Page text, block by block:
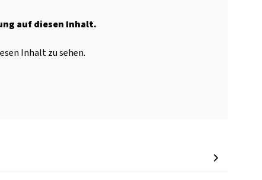
auf diesen Inhalt.
Inhalt zu sehen.